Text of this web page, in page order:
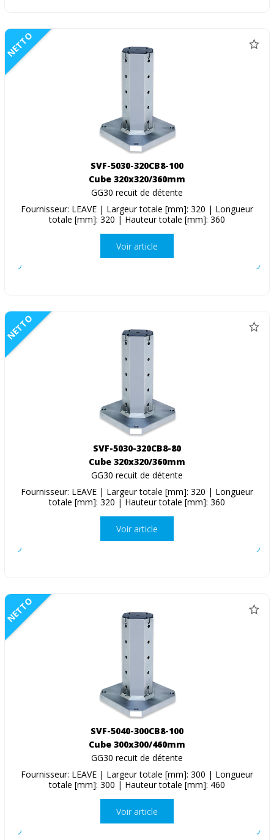
NETTO
SVF-5030-320CB8-100
Cube 320x320/360mm
GG30 recuit de détente
Fournisseur: LEAVE | Largeur totale [mm]: 320 | Longueur
totale [mm]: 320 | Hauteur totale [mm]: 360
Voir article
NETTO
SVF-5030-320CB8-80
Cube 320x320/360mm
GG30 recuit de détente
Fournisseur: LEAVE | Largeur totale [mm]: 320 | Longueur
totale [mm]: 320 | Hauteur totale [mm]: 360
Voir article
NETTO
SVF-5040-300CB8-100
Cube 300x300/460mm
GG30 recuit de détente
Fournisseur: LEAVE | Largeur totale [mm]: 300 | Longueur
totale [mm]: 300 | Hauteur totale [mm]: 460
Voir article